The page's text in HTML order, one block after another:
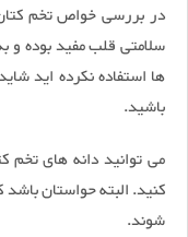
در بررسی خواص تخم
سلامتی قلب مفید بوده و
ها استفاده نکرده اید
باشید.
می توانید دانه های
کنید. البته حواستان
شوند.